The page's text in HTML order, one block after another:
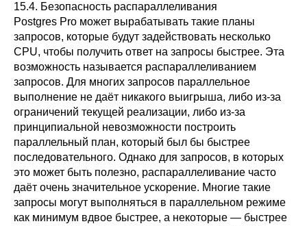
15.4. Безопасность распараллеливания
Postgres Pro может вырабатывать такие планы
запросов, которые будут задействовать несколько
CPU, чтобы получить ответ на запросы быстрее. Эта
возможность называется распараллеливанием
запросов. Для многих запросов параллельное
выполнение не даёт никакого выигрыша, либо из-за
ограничений текущей реализации, либо из-за
принципиальной невозможности построить
параллельный план, который был бы быстрее
последовательного. Однако для запросов, в которых
это может быть полезно, распараллеливание часто
даёт очень значительное ускорение. Многие такие
запросы могут выполняться в параллельном режиме
как минимум вдвое быстрее, а некоторые — быстрее